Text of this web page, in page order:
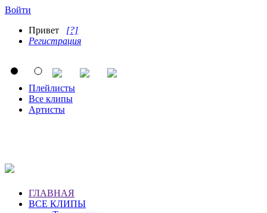
Войти
Привет [?]
Регистрация
Плейлисты
Все клипы
Артисты
ГЛАВНАЯ
ВСЕ КЛИПЫ